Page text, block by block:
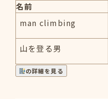
名前
man climbing
山を登る男
の詳細を見る